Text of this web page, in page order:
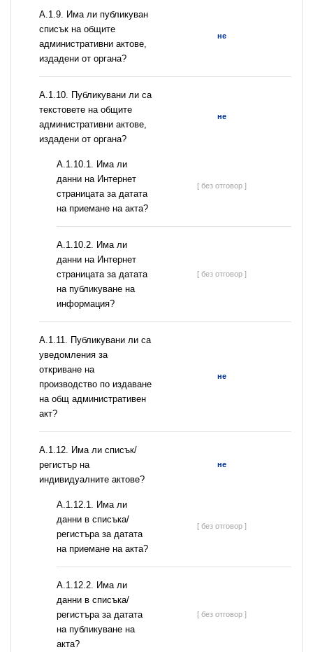
А.1.9. Има ли публикуван
списък на общите
административни актове,
издадени от органа?
не
А.1.10. Публикувани ли са
текстовете на общите
административни актове,
издадени от органа?
не
A.1.10.1. Има ли
данни на Интернет
страницата за датата
на приемане на акта?
[ без отговор ]
A.1.10.2. Има ли
данни на Интернет
страницата за датата
на публикуване на
информация?
[ без отговор ]
А.1.11. Публикувани ли са
уведомления за
откриване на
производство по издаване
на общ административен
акт?
не
А.1.12. Има ли списък/
регистър на
индивидуалните актове?
не
A.1.12.1. Има ли
данни в списъка/
регистъра за датата
на приемане на акта?
[ без отговор ]
A.1.12.2. Има ли
данни в списъка/
регистъра за датата
на публикуване на
акта?
[ без отговор ]